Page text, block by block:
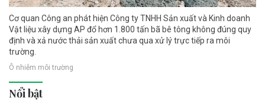
Cơ quan Công an phát hiện Công ty TNHH Sản xuất và Kinh doanh
Vật liệu xây dựng AP đổ hơn 1.800 tấn bã bê tông không đúng quy
định và xả nước thải sản xuất chưa qua xử lý trực tiếp ra môi
trường.
Ô nhiễm môi trường
Nổi bật